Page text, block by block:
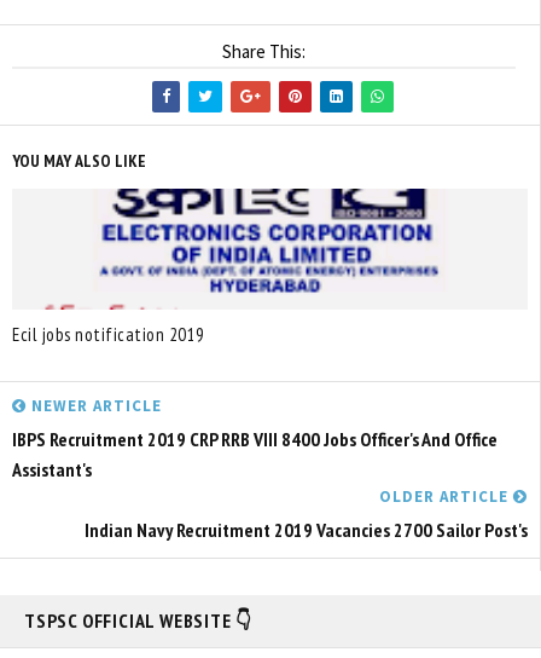
Share This:
YOU MAY ALSO LIKE
Ecil jobs notification 2019
NEWER ARTICLE
IBPS Recruitment 2019 CRP RRB VIII 8400 Jobs Officer's And Office
Assistant's
OLDER ARTICLE
Indian Navy Recruitment 2019 Vacancies 2700 Sailor Post's
TSPSC OFFICIAL WEBSITE 👇